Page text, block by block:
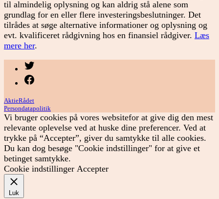
til almindelig oplysning og kan aldrig stå alene som
grundlag for en eller flere investeringsbeslutninger. Det
tilrådes at søge alternative informationer og oplysning og
evt. kvalificeret rådgivning hos en finansiel rådgiver. Læs
mere her.
AktieRådet
Persondatapolitik
Vi bruger cookies på vores websitefor at give dig den mest
relevante oplevelse ved at huske dine preferencer. Ved at
trykke på “Accepter”, giver du samtykke til alle cookies.
Du kan dog besøge "Cookie indstillinger" for at give et
betinget samtykke.
Cookie indstillinger Accepter
Luk